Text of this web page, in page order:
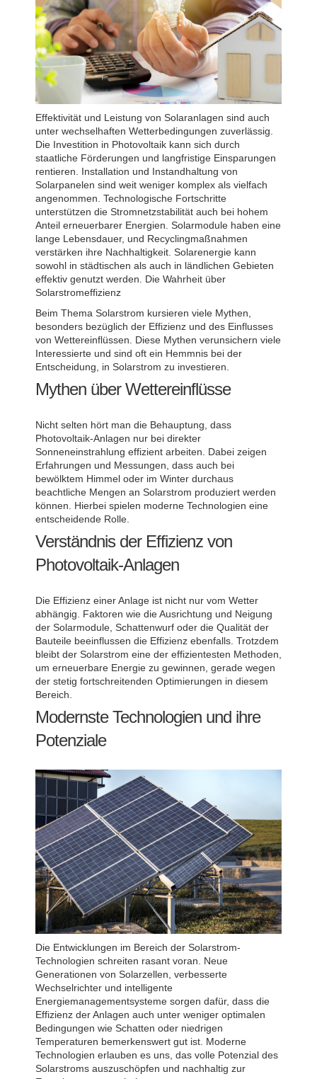
Effektivität und Leistung von Solaranlagen sind auch
unter wechselhaften Wetterbedingungen zuverlässig.
Die Investition in Photovoltaik kann sich durch
staatliche Förderungen und langfristige Einsparungen
rentieren. Installation und Instandhaltung von
Solarpanelen sind weit weniger komplex als vielfach
angenommen. Technologische Fortschritte
unterstützen die Stromnetzstabilität auch bei hohem
Anteil erneuerbarer Energien. Solarmodule haben eine
lange Lebensdauer, und Recyclingmaßnahmen
verstärken ihre Nachhaltigkeit. Solarenergie kann
sowohl in städtischen als auch in ländlichen Gebieten
effektiv genutzt werden. Die Wahrheit über
Solarstromeffizienz
Beim Thema Solarstrom kursieren viele Mythen,
besonders bezüglich der Effizienz und des Einflusses
von Wettereinflüssen. Diese Mythen verunsichern viele
Interessierte und sind oft ein Hemmnis bei der
Entscheidung, in Solarstrom zu investieren.
Mythen über Wettereinflüsse
Nicht selten hört man die Behauptung, dass
Photovoltaik-Anlagen nur bei direkter
Sonneneinstrahlung effizient arbeiten. Dabei zeigen
Erfahrungen und Messungen, dass auch bei
bewölktem Himmel oder im Winter durchaus
beachtliche Mengen an Solarstrom produziert werden
können. Hierbei spielen moderne Technologien eine
entscheidende Rolle.
Verständnis der Effizienz von
Photovoltaik-Anlagen
Die Effizienz einer Anlage ist nicht nur vom Wetter
abhängig. Faktoren wie die Ausrichtung und Neigung
der Solarmodule, Schattenwurf oder die Qualität der
Bauteile beeinflussen die Effizienz ebenfalls. Trotzdem
bleibt der Solarstrom eine der effizientesten Methoden,
um erneuerbare Energie zu gewinnen, gerade wegen
der stetig fortschreitenden Optimierungen in diesem
Bereich.
Modernste Technologien und ihre
Potenziale
Die Entwicklungen im Bereich der Solarstrom-
Technologien schreiten rasant voran. Neue
Generationen von Solarzellen, verbesserte
Wechselrichter und intelligente
Energiemanagementsysteme sorgen dafür, dass die
Effizienz der Anlagen auch unter weniger optimalen
Bedingungen wie Schatten oder niedrigen
Temperaturen bemerkenswert gut ist. Moderne
Technologien erlauben es uns, das volle Potenzial des
Solarstroms auszuschöpfen und nachhaltig zur